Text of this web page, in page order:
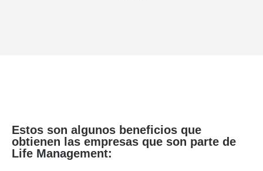
Estos son algunos beneficios que
obtienen las empresas que son parte de
Life Management: